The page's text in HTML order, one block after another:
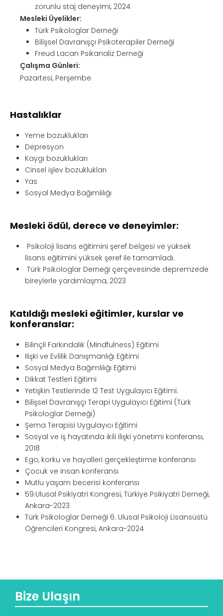
zorunlu staj deneyimi, 2024
Mesleki Üyelikler:
Türk Psikologlar Derneği
Bilişsel Davranışçı Psikoterapiler Derneği
Freud Lacan Psikanaliz Derneği
Çalışma Günleri:
Pazartesi, Perşembe
Hastalıklar
Yeme bozuklukları
Depresyon
Kaygı bozuklukları
Cinsel işlev bozuklukları
Yas
Sosyal Medya Bağımlılığı
Mesleki ödül, derece ve deneyimler:
Psikoloji lisans eğitimini şeref belgesi ve yüksek
lisans eğitimini yüksek şeref ile tamamladı.
Türk Psikologlar Derneği çerçevesinde depremzede
bireylerle yardımlaşma, 2023
Katıldığı mesleki eğitimler, kurslar ve
konferanslar:
Bilinçli Farkındalık (Mindfulness) Eğitimi
Ilişki ve Evlilik Danışmanlığı Eğitimi
Sosyal Medya Bağımlılığı Eğitimi
Dikkat Testleri Eğitimi
Yetişkin Testlerinde 12 Test Uygulayıcı Eğitimi.
Bilişsel Davranışçı Terapi Uygulayıcı Eğitimi (Türk
Psikologlar Derneği)
Şema Terapisi Uygulayıcı Eğitimi
Sosyal ve iş hayatında ikili ilişki yönetimi konferansı,
2018
Ego, korku ve hayalleri gerçekleştirme konferansı
Çocuk ve insan konferansı
Mutlu yaşam becerisi konferansı
59.Ulusal Psikiyatri Kongresi, Türkiye Psikiyatri Derneği,
Ankara-2023
Türk Psikologlar Derneği 6. Ulusal Psikoloji Lisansüstü
Öğrencileri Kongresi, Ankara-2024
Bize Ulaşın